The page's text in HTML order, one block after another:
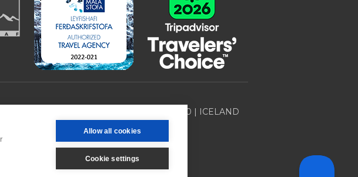
Allow all cookies
Cookie settings
Desjamýri 9 | 270 | ICELAND